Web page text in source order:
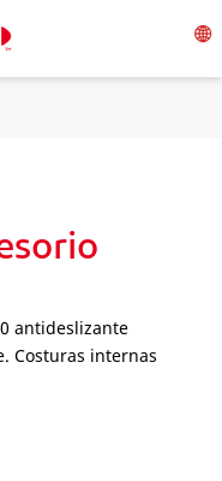
antideslizante
Costuras internas